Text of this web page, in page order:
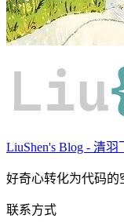
Liu
LiuShen's Blog - 清羽
好奇心转化为代码的
联系方式